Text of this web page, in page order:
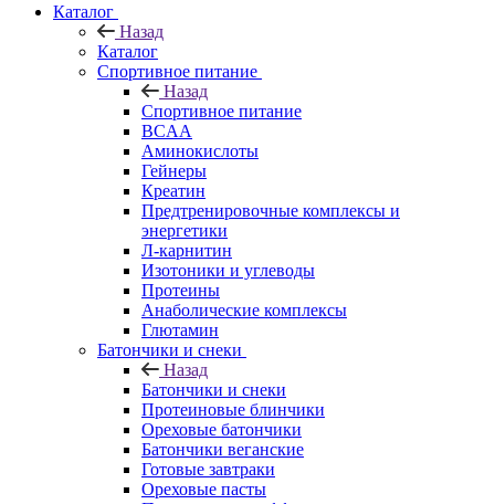
Каталог
Назад
Каталог
Спортивное питание
Назад
Спортивное питание
BCAA
Аминокислоты
Гейнеры
Креатин
Предтренировочные комплексы и
энергетики
Л-карнитин
Изотоники и углеводы
Протеины
Анаболические комплексы
Глютамин
Батончики и снеки
Назад
Батончики и снеки
Протеиновые блинчики
Ореховые батончики
Батончики веганские
Готовые завтраки
Ореховые пасты